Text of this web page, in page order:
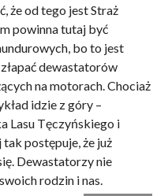
że od tego jest Straż
powinna tutaj być
bo to jest
dewastatorów
na motorach. Chociaż
idzie z góry –
Lasu Tęczyńskiego i
postępuje, że już
Dewastatorzy nie
rodzin i nas.